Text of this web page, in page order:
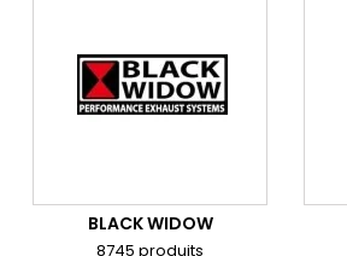
BLACK WIDOW
8745 produits